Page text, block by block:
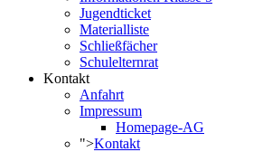
Jugendticket
Materialliste
Schließfächer
Schulelternrat
Kontakt
Anfahrt
Impressum
Homepage-AG
">Kontakt